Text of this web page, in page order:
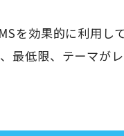
を効果的に利用し
最低限、テーマが